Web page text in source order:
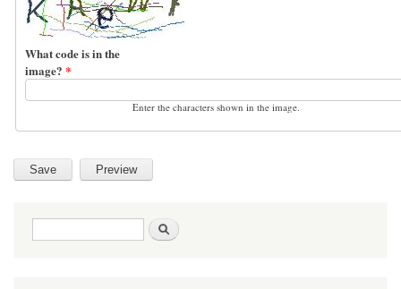
What code is in the
image? *
Enter the characters shown in the image.
Search form